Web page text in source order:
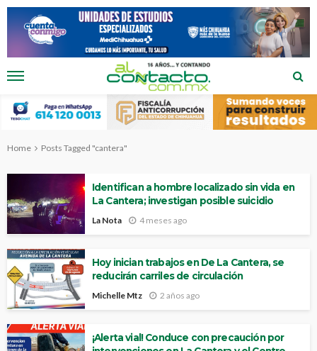
Home Posts Tagged "cantera"
Identifican a hombre localizado sin vida en
La Cantera; investigan posible suicidio
La Nota 4 meses ago
Hoy inician trabajos en De La Cantera, se
reducirán carriles de circulación
Michelle Mtz 2 años ago
¡Alerta vial! Conduce con precaución por